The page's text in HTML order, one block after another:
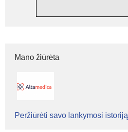
Mano žiūrėta
Peržiūrėti savo lankymosi istoriją